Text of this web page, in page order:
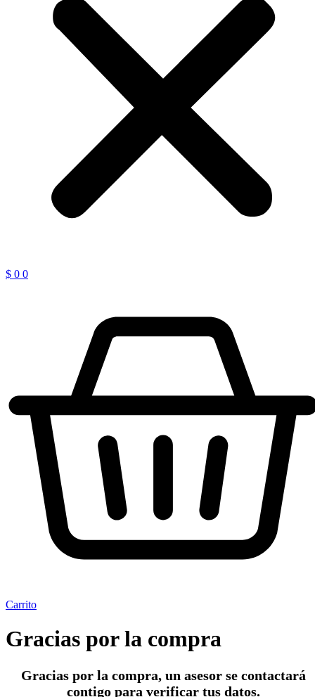
$ 0 0
Carrito
Gracias por la compra
Gracias por la compra, un asesor se contactará
contigo para verificar tus datos.